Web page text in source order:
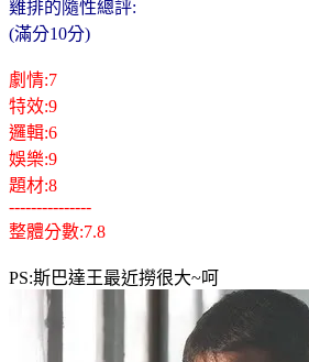
雞排的隨性總評:
(滿分10分)
劇情:7
特效:9
邏輯:6
娛樂:9
題材:8
---------------
整體分數:7.8
PS:斯巴達王最近撈很大~呵